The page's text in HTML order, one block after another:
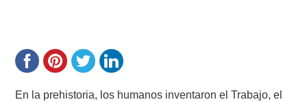
En la prehistoria, los humanos inventaron el Trabajo, el